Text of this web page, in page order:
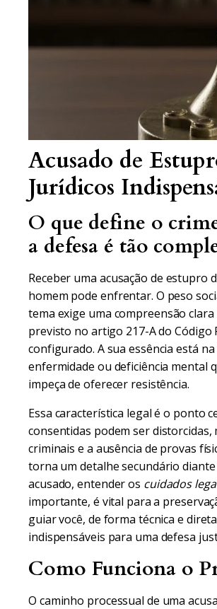
Acusado de
Jurídicos
O que define o
a defesa é tão
Receber uma acusação de estupro
homem pode enfrentar. O peso
tema exige uma compreensão
previsto no artigo 217-A do Código
configurado. A sua essência está
enfermidade ou deficiência mental
impeça de oferecer resistência.
Essa característica legal é o ponto
consentidas podem ser
criminais e a ausência de provas
torna um detalhe secundário
acusado, entender os cuidados
importante, é vital para a
guiar você, de forma técnica e
indispensáveis para uma defesa
Como Funciona o
O caminho processual de uma